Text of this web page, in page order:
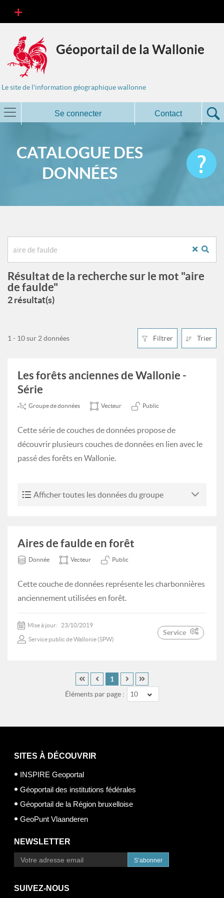
Géoportail de la Wallonie
Le site de l'information géographique wallonne
Se connecter Contact
CATALOGUE DES
DONNÉES
Résultat de la recherche sur le mot "aire
de faulde"
2 résultat(s)
Filtrer Trier
1 - 10 sur 2 données
Les forêts anciennes de Wallonie -
Série
Groupe de données Vecteur Public
Cette série de couches de données propose de
découvrir plusieurs couches de données en lien avec le
passé des forêts en Wallonie.
Afficher toutes les données du groupe
Aires de faulde en forêt
Donnée Vecteur Public
Cette couche de données représente les charbonnières
anciennement utilisées en forêt.
Mise à jour: 23/10/2019
Service public de Wallonie (SPW)
Service
Éléments par page : 10
1
SITES À DÉCOUVRIR
INSPIRE Geoportal
Géoportail des institutions fédérales
Géoportail de la Région bruxelloise
GeoPunt Vlaanderen
NEWSLETTER
S’abonner
SUIVEZ-NOUS